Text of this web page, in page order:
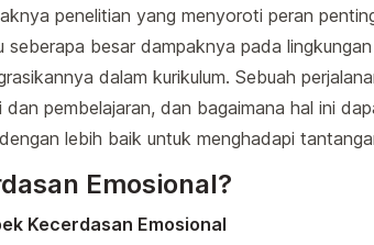
penelitian yang menyoroti peran
seberapa besar dampaknya pada
dalam kurikulum. Sebuah
pembelajaran, dan bagaimana hal ini
lebih baik untuk menghadapi
Emosional?
Kecerdasan Emosional